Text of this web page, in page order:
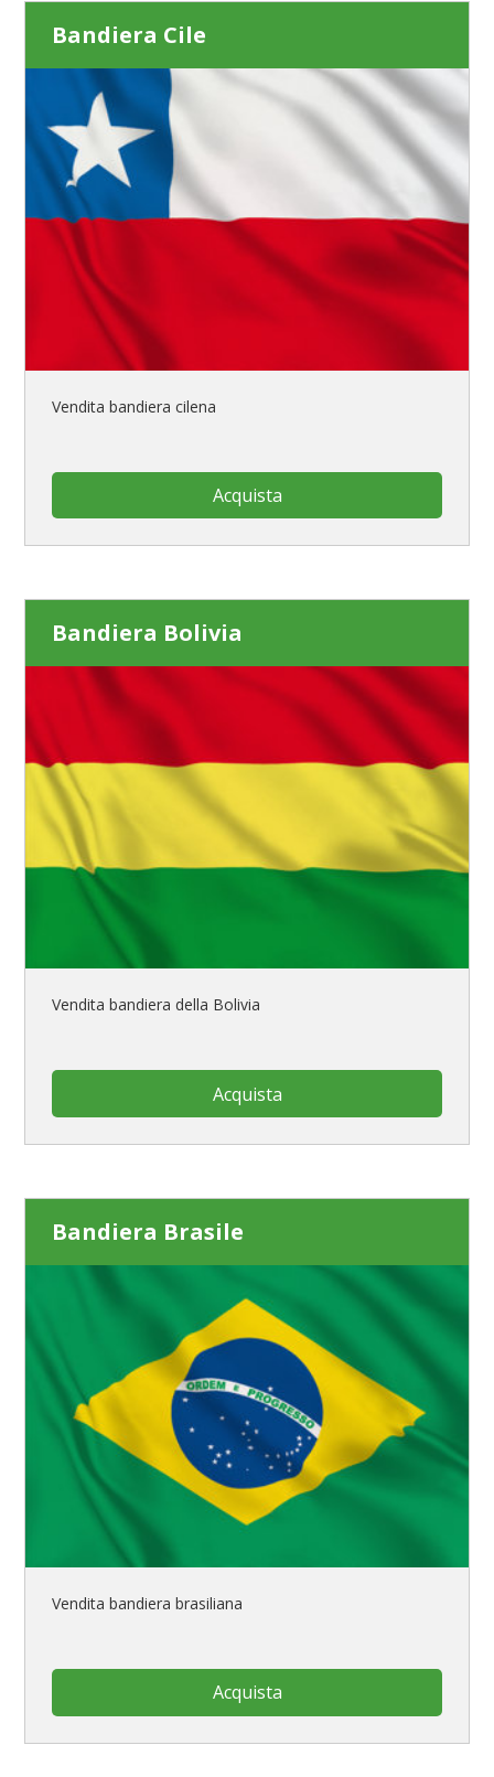
Bandiera Cile
Vendita bandiera cilena
Acquista
Bandiera Bolivia
Vendita bandiera della Bolivia
Acquista
Bandiera Brasile
Vendita bandiera brasiliana
Acquista